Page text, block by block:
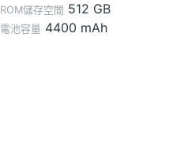
ROM儲存空間 512 GB
電池容量 4400 mAh